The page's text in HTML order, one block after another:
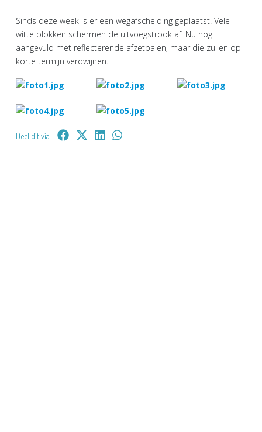
Sinds deze week is er een wegafscheiding geplaatst. Vele
witte blokken schermen de uitvoegstrook af. Nu nog
aangevuld met reflecterende afzetpalen, maar die zullen op
korte termijn verdwijnen.
Deel dit via: